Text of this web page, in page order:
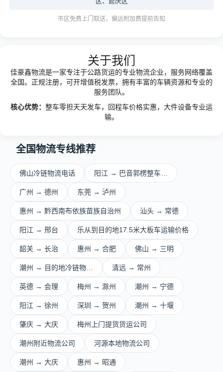
市区免费上门取送，偏远附加费提前告知
关于我们
佳豪鑫物流是一家专注于公路货运的专业物流企业，服务网络覆盖
全国。正规注册，可开增值税发票，拥有丰富的车辆资源和专业的
服务团队。
核心优势： 整车零担天天发车，回程车价格实惠，大件设备专业运
输。
全国物流专线推荐
佛山冷链物流电话 阳江 → 巴音郭楞整车…
广州 → 德州 东莞 → 泸州
惠州 → 黔西南布依族苗族自治州 汕头 → 常德
阳江 → 邢台 乐从到目的地17.5米大板车运输价格
韶关 → 长治 惠州 → 合肥 佛山 → 三明
潮州 → 目的地冷链物… 清远 → 常州
英德 → 会理 梅州 → 滁州 潮州 → 宁德
阳江 → 徐州 深圳 → 贺州 潮州 → 十堰
肇庆 → 大庆 梅州上门提货货运公司
潮州附近物流公司 河源本地物流公司
潮州 → 大庆 惠州 → 昭通